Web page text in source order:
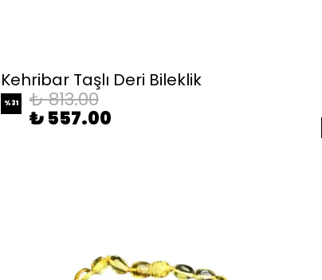
Kehribar Taşlı Deri Bileklik
%31 ₺ 813.00
₺ 557.00